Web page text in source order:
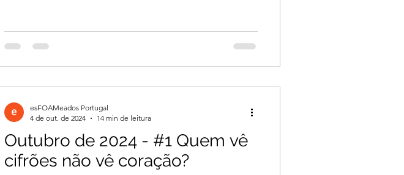
Outubro de 2024 - #1 Quem vê
cifrões não vê coração?
esFOAMeados Portugal
4 de out. de 2024
14 min de leitura